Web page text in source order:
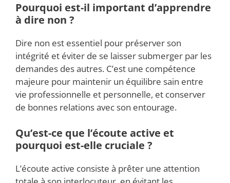
Pourquoi est-il important d’apprendre
à dire non ?
Dire non est essentiel pour préserver son
intégrité et éviter de se laisser submerger par les
demandes des autres. C’est une compétence
majeure pour maintenir un équilibre sain entre
vie professionnelle et personnelle, et conserver
de bonnes relations avec son entourage.
Qu’est-ce que l’écoute active et
pourquoi est-elle cruciale ?
L’écoute active consiste à prêter une attention